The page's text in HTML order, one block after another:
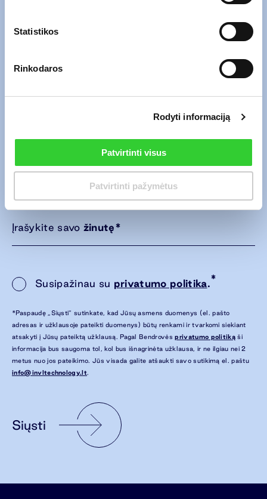
Statistikos
Rinkodaros
Rodyti informaciją
Patvirtinti visus
Patvirtinti pažymėtus
Atsiųskite mums el. laišką naudodami
Įrašykite savoel. pašto adresą*
Įrašykite savo žinutę*
Susipažinau su privatumo politika.*
*Paspaudę „Siųsti“ sutinkate, kad Jūsų asmens duomenys (el. pašto
adresas ir užklausoje pateikti duomenys) būtų renkami ir tvarkomi siekiant
atsakyti į Jūsų pateiktą užklausą. Pagal Bendrovėsprivatumo politiką ši
informacija bus saugoma tol, kol bus išnagrinėta užklausa, ir ne ilgiau nei 2
metus nuo jos pateikimo. Jūs visada galite atšaukti savo sutikimą el. paštu
info@invltechnology.lt.
Siųsti